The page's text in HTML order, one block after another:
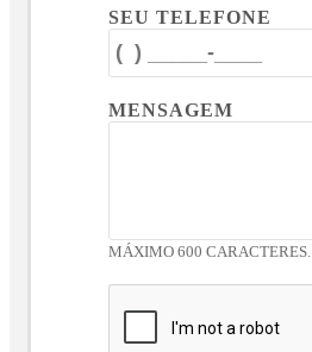
SEU TELEFONE
MENSAGEM
MÁXIMO 600 CARACTERES.